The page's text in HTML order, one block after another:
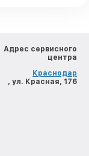
Адрес сервисного
центра
Краснодар
, ул. Красная, 176